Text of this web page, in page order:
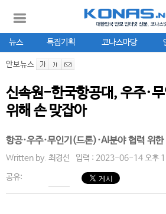
뉴스 특집기획 코나스마당
안보뉴스
신속원-한국항공대, 우주·
위해 손 맞잡아
항공·우주·무인기(드론)·AI분야 협력 위
Written by. 최경선 입력 : 2023-06-14 오후
공유: